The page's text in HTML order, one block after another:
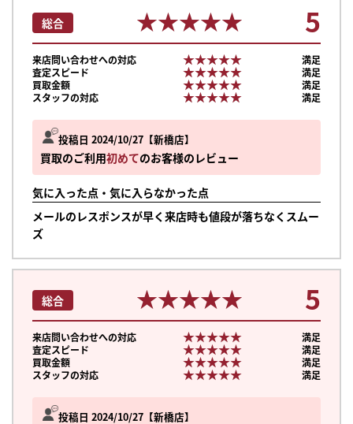
投稿日 2024/10/27 新橋店
買取のご利用初めてのお客様のレビュー
気に入った点・気に入らなかった点
メールのレスポンスが早く来店時も値段が落ちなくスムー
ズ
総合 ★★★★★
★★★★★ 5
来店問い合わせへの対応 ★★★★★
★★★★★
満足
査定スピード
★★★★★
★★★★★
満足
買取金額
★★★★★
★★★★★
満足
スタッフの対応
★★★★★
★★★★★ 満足
投稿日 2024/10/27 新橋店
総合 ★★★★★
★★★★★ 5
来店問い合わせへの対応 ★★★★★
★★★★★
満足
査定スピード
★★★★★
★★★★★
満足
買取金額
★★★★★
★★★★★
満足
スタッフの対応
★★★★★
★★★★★ 満足
まずは